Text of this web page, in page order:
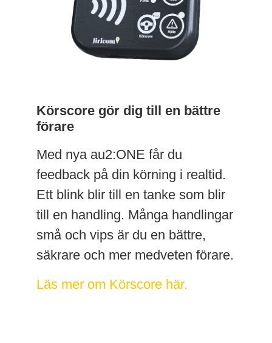
Körscore gör dig till en bättre
förare
Med nya au2:ONE får du
feedback på din körning i realtid.
Ett blink blir till en tanke som blir
till en handling. Många handlingar
små och vips är du en bättre,
säkrare och mer medveten förare.
Läs mer om Körscore här.